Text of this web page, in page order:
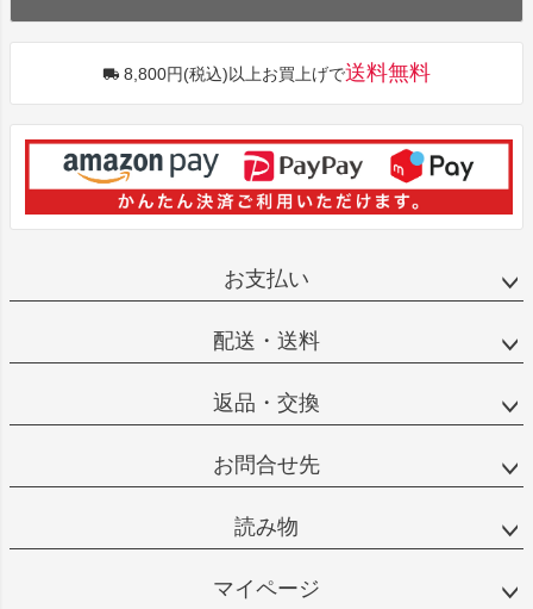
8,800円(税込)以上お買上げで送料無料
お支払い
配送・送料
返品・交換
お問合せ先
読み物
マイページ